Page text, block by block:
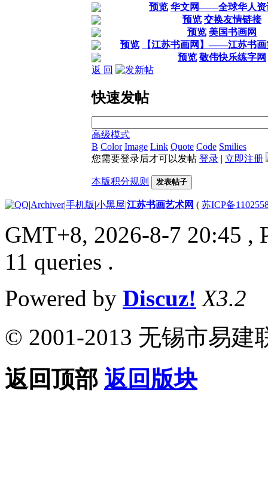
预览 华文网——全球华人资
预览 交换友情链接
预览 美国书画网
预览
【江苏书画网】——江苏书画
预览 敬伟快乐练字网
返 回
快速发帖
高级模式
B Color Image Link Quote Code Smilies
您需要登录后才可以发帖 登录 | 立即注册
本版积分规则 发表帖子
|Archiver|手机版|小黑屋|江苏书画艺术网 ( 苏ICP备
GMT+8, 2026-8-7 20:45 ,
11 queries .
Powered by Discuz! X3.2
© 2001-2013 无锡市易建
返回顶部 返回版块